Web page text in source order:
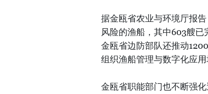
据金瓯省农业与环境厅报
风险的渔船，其中603艘已
金瓯省边防部队还推动
组织渔船管理与数字化应
金瓯省职能部门也不断强